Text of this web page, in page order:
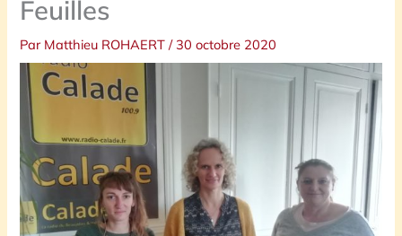
Feuilles
Par Matthieu ROHAERT/ 30 octobre 2020